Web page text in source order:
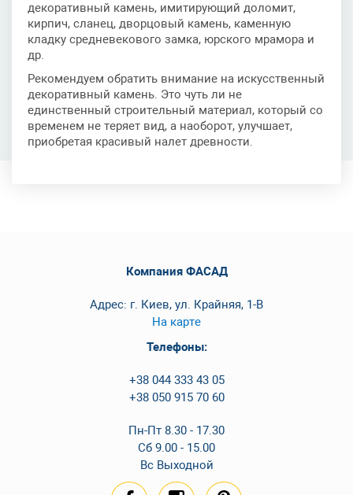
декоративный камень, имитирующий доломит,
кирпич, сланец, дворцовый камень, каменную
кладку средневекового замка, юрского мрамора и
др.
Рекомендуем обратить внимание на искусственный
декоративный камень. Это чуть ли не
единственный строительный материал, который со
временем не теряет вид, а наоборот, улучшает,
приобретая красивый налет древности.
Компания ФАСАД
Адрес: г. Киев, ул. Крайняя, 1-В
На карте
Телефоны:
+38 044 333 43 05
+38 050 915 70 60
Пн-Пт 8.30 - 17.30
Сб 9.00 - 15.00
Вс Выходной